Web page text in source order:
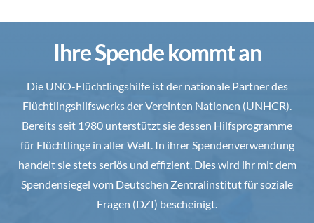
Ihre Spende kommt an
Die UNO-Flüchtlingshilfe ist der nationale Partner des
Flüchtlingshilfswerks der Vereinten Nationen (UNHCR).
Bereits seit 1980 unterstützt sie dessen Hilfsprogramme
für Flüchtlinge in aller Welt. In ihrer Spendenverwendung
handelt sie stets seriös und effizient. Dies wird ihr mit dem
Spendensiegel vom Deutschen Zentralinstitut für soziale
Fragen (DZI) bescheinigt.